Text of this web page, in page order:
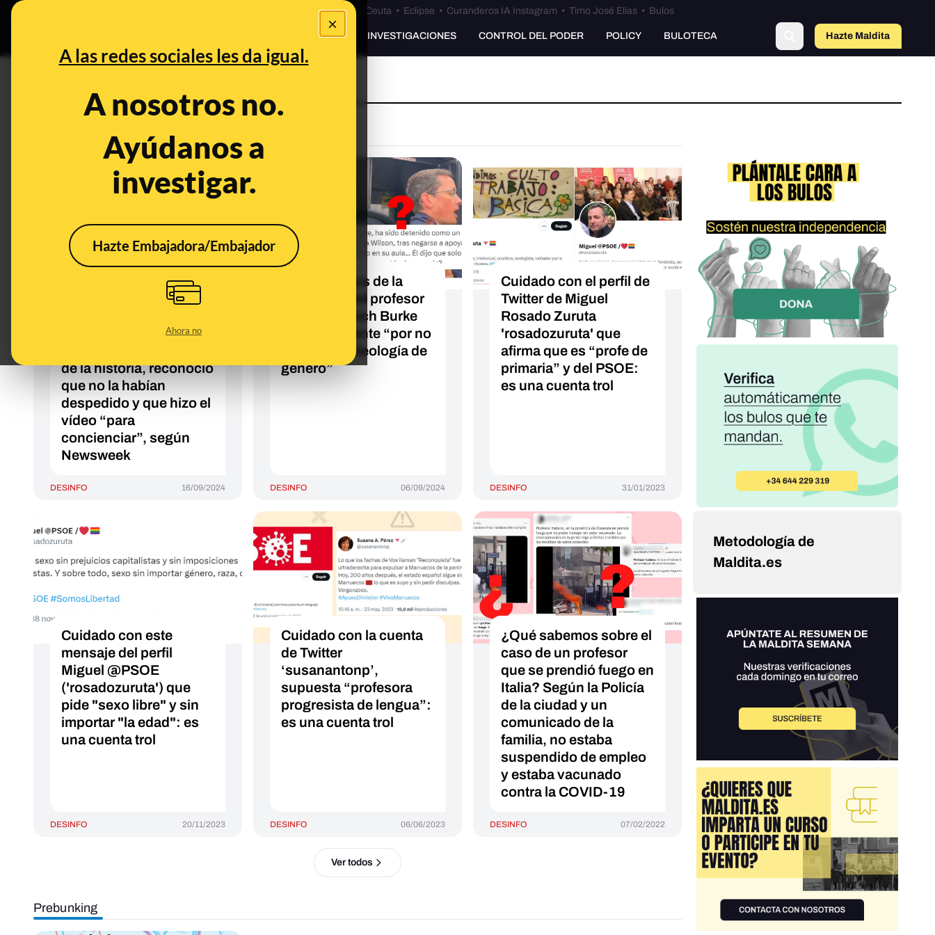
×
A las redes sociales les da igual.
A nosotros no.
Ayúdanos a
investigar.
Hazte Embajadora/Embajador
Ahora no
Especial Ceuta•Bulos Ceuta • Eclipse • Curanderos IA Instagram • Timo José Elías • Bulos
PREBUNKING INVESTIGACIONES CONTROL DEL PODER POLICY BULOTECA Hazte Maldita
profesorado
La supuesta historia de
la profesora despedida
alumno que se cree
de la historia, reconoció
que no la habían
despedido y que hizo el
vídeo “para
concienciar”, según
Newsweek
DESINFO 16/09/2024
Qué sabemos de la
detención del profesor
irlandés Enoch Burke
supuestamente “por no
creer en la ideología de
género”
DESINFO 06/09/2024
Cuidado con el perfil de
Twitter de Miguel
Rosado Zuruta
'rosadozuruta' que
afirma que es “profe de
primaria” y del PSOE:
es una cuenta trol
DESINFO 31/01/2023
Cuidado con este
mensaje del perfil
Miguel @PSOE
('rosadozuruta') que
pide "sexo libre" y sin
importar "la edad": es
una cuenta trol
DESINFO 20/11/2023
Cuidado con la cuenta
de Twitter
‘susanantonp’,
supuesta “profesora
progresista de lengua”:
es una cuenta trol
DESINFO 06/06/2023
¿Qué sabemos sobre el
caso de un profesor
que se prendió fuego en
Italia? Según la Policía
de la ciudad y un
comunicado de la
familia, no estaba
suspendido de empleo
y estaba vacunado
contra la COVID-19
DESINFO 07/02/2022
Ver todos
Prebunking
Metodología de
Maldita.es